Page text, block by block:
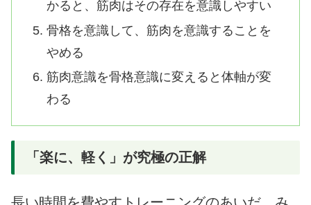
かると、筋肉はその存在を意識しやすい
骨格を意識して、筋肉を意識することを
やめる
筋肉意識を骨格意識に変えると体軸が変
わる
「楽に、軽く」が究極の正解